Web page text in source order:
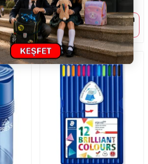
35,90TL
Sepette %20 indirim
28,72TL